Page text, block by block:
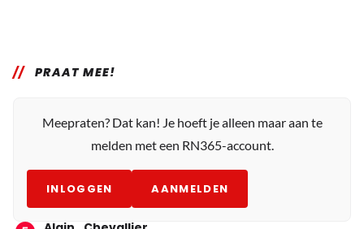
PRAAT MEE!
Meepraten? Dat kan! Je hoeft je alleen maar aan te
melden met een RN365-account.
INLOGGEN AANMELDEN